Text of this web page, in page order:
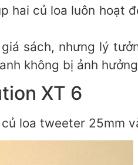
hai củ loa luôn hoạt
sách, nhưng lý
không bị ảnh
XT 6
loa tweeter 25mm